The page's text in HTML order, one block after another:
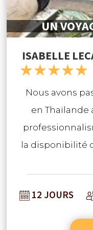
UN
ISABELLE
☆☆☆☆☆
Nous avons
en Thaïlande
la disponibilité
Le
12 JOURS
les petits.
resort mais
parfaites
scooter sur
sillonner le
d’être loin du
des vacances